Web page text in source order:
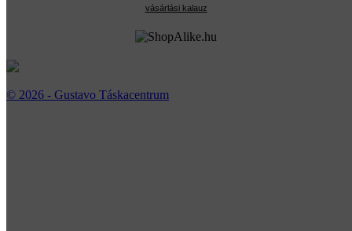
vásárlási kalauz
© 2026 - Gustavo Táskacentrum